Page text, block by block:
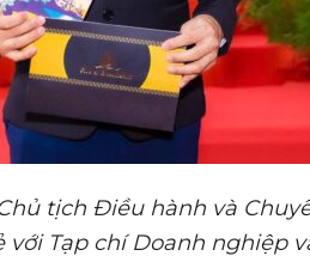
tịch Điều hành và
với Tạp chí Doanh nghiệp